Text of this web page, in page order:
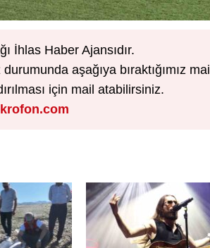
İhlas Haber Ajansıdır.
aşağıya bıraktığımız mail
için mail atabilirsiniz.